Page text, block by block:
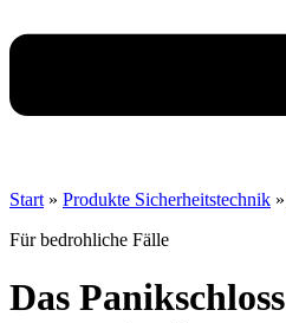
Start » Produkte Sicherheitstechnik »
Für bedrohliche Fälle
Das Panikschloss